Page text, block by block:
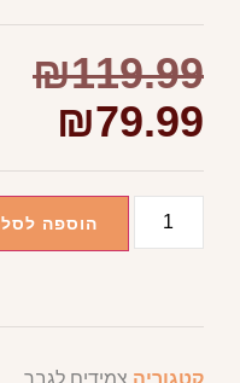
₪119.99
₪79.99
הוספה לסל
קטגוריה צמידים לגבר